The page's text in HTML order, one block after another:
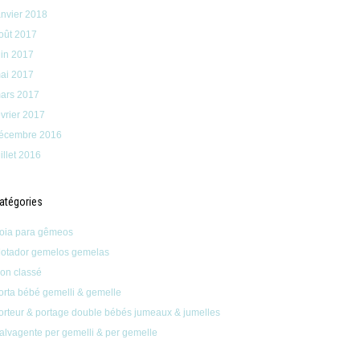
2018
2017
2017
2017
2017
2017
2016
2016
para gêmeos
gemelos gemelas
classé
bébé gemelli & gemelle
& portage double bébés jumeaux & jumelles
per gemelli & per gemelle